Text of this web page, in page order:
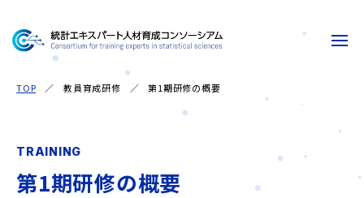
新たな人材育成事業
TOP 教員育成研修 第1期研修の概要
TRAINING
第1期研修の概要